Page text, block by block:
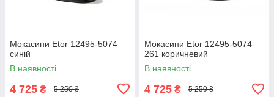
Мокасини Etor 12495-5074
синій
В наявності
4 725 ₴ 5 250 ₴
Мокасини Etor 12495-5074-
261 коричневий
В наявності
4 725 ₴ 5 250 ₴